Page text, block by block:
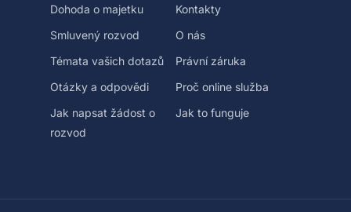
Dohoda o majetku
Smluvený rozvod
Témata vašich dotazů
Otázky a odpovědi
Jak napsat žádost o
rozvod
Kontakty
O nás
Právní záruka
Proč online služba
Jak to funguje